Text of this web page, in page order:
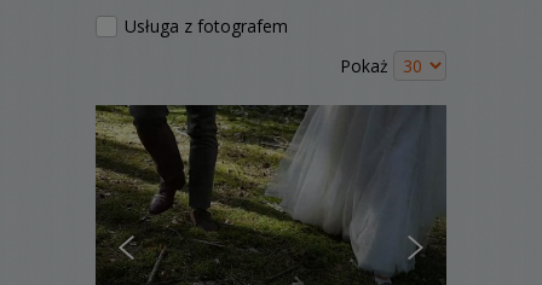
Usługa z fotografem
Pokaż